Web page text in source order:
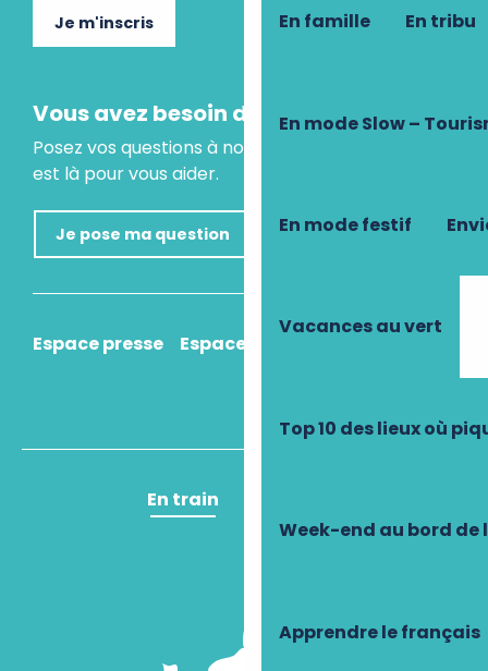
En famille En tribu
En mode Slow –
En mode festif
Vacances au vert
Top 10 des lieux où
Week-end au bord de
Apprendre le français
Je m'inscris
Vous avez besoin d'un conseil ?
Posez vos questions à notre assistant virtuel, il
est là pour vous aider.
Je pose ma question
Espace presse Espace pro
En train